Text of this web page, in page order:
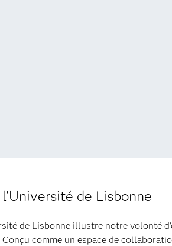
de Lisbonne
de Lisbonne illustre notre volonté
comme un espace de